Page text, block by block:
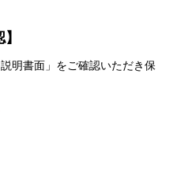
明書面」をご確認いただき保